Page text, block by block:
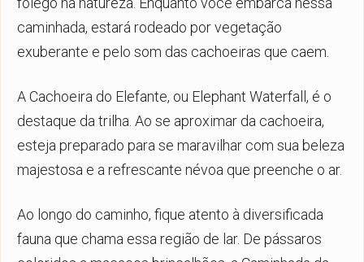
caminhada, estará rodeado por vegetação
exuberante e pelo som das cachoeiras que caem.
A Cachoeira do Elefante, ou Elephant Waterfall, é o
destaque da trilha. Ao se aproximar da cachoeira,
esteja preparado para se maravilhar com sua beleza
majestosa e a refrescante névoa que preenche o ar.
Ao longo do caminho, fique atento à diversificada
fauna que chama essa região de lar. De pássaros